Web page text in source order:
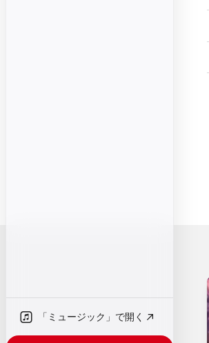
「ミュージック」で開く